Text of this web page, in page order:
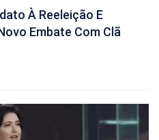
À Reeleição E
Embate Com Clã